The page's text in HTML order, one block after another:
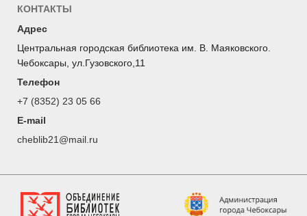
КОНТАКТЫ
Адрес
Центральная городская библиотека им. В. Маяковского.
Чебоксары, ул.Гузовского,11
Телефон
+7 (8352) 23 05 66
E-mail
cheblib21@mail.ru